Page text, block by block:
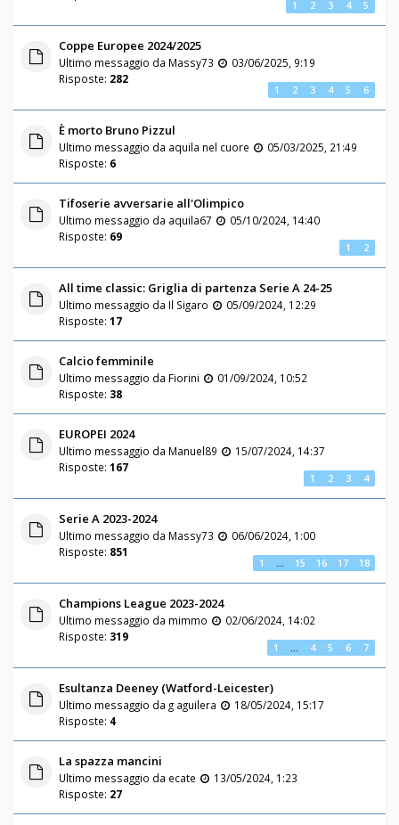
1 2 3 4 5
Coppe Europee 2024/2025
Ultimo messaggio da Massy73
03/06/2025, 9:19
Risposte: 282
1 2 3 4 5 6
È morto Bruno Pizzul
Ultimo messaggio da aquila nel cuore
05/03/2025, 21:49
Risposte: 6
Tifoserie avversarie all'Olimpico
Ultimo messaggio da aquila67
05/10/2024, 14:40
Risposte: 69
1 2
All time classic: Griglia di partenza Serie A 24-25
Ultimo messaggio da Il Sigaro
05/09/2024, 12:29
Risposte: 17
Calcio femminile
Ultimo messaggio da Fiorini
01/09/2024, 10:52
Risposte: 38
EUROPEI 2024
Ultimo messaggio da Manuel89
15/07/2024, 14:37
Risposte: 167
1 2 3 4
Serie A 2023-2024
Ultimo messaggio da Massy73
06/06/2024, 1:00
Risposte: 851
1 … 15 16 17 18
Champions League 2023-2024
Ultimo messaggio da mimmo
02/06/2024, 14:02
Risposte: 319
1 … 4 5 6 7
Esultanza Deeney (Watford-Leicester)
Ultimo messaggio da g aguilera
18/05/2024, 15:17
Risposte: 4
La spazza mancini
Ultimo messaggio da ecate
13/05/2024, 1:23
Risposte: 27